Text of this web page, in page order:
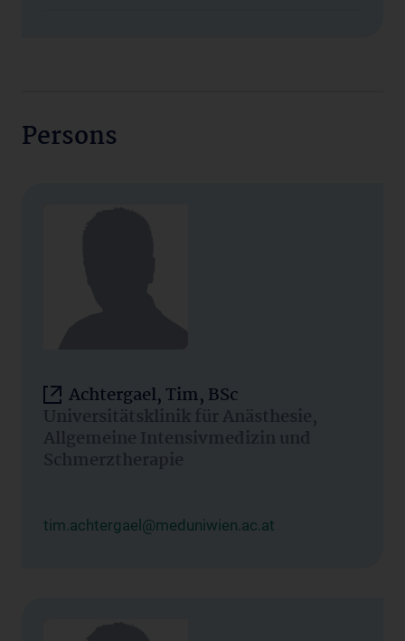
Persons
Achtergael, Tim, BSc
Universitätsklinik für Anästhesie,
Allgemeine Intensivmedizin und
Schmerztherapie
tim.achtergael@meduniwien.ac.at